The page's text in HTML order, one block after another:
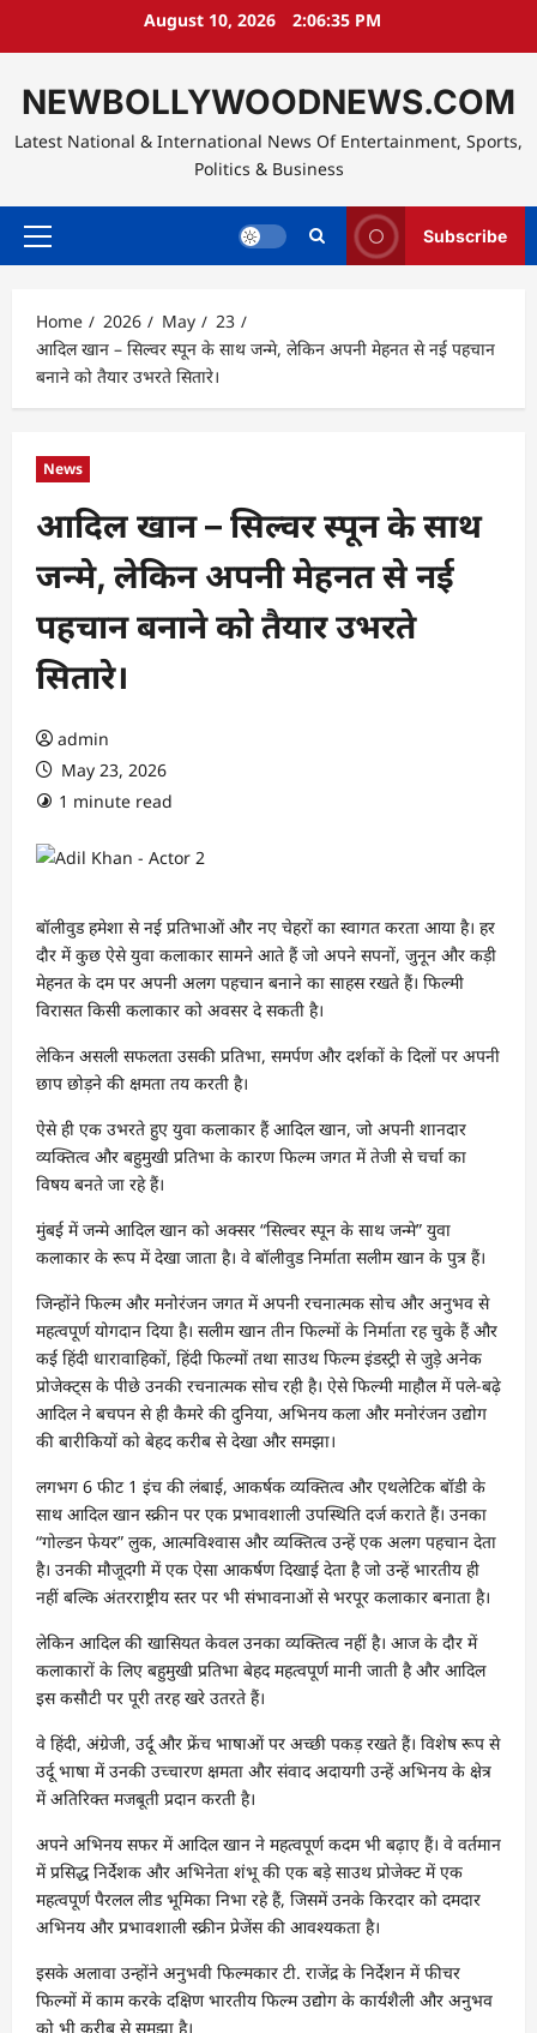
August 10, 2026 2:06:36 PM
NEWBOLLYWOODNEWS.COM
Latest National & International News Of Entertainment, Sports,
Politics & Business
Primary
Subscribe
Home 2026 May
23
आदिल खान – सिल्वर स्पून के साथ जन्मे, लेकिन अपनी मेहनत से नई पहचान
बनाने को तैयार उभरते सितारे।
News
आदिल खान – सिल्वर स्पून के साथ
जन्मे, लेकिन अपनी मेहनत से नई
पहचान बनाने को तैयार उभरते
सितारे।
admin
May 23, 2026
1 minute read
बॉलीवुड हमेशा से नई प्रतिभाओं और नए चेहरों का स्वागत करता आया है। हर
दौर में कुछ ऐसे युवा कलाकार सामने आते हैं जो अपने सपनों, जुनून और कड़ी
मेहनत के दम पर अपनी अलग पहचान बनाने का साहस रखते हैं। फिल्मी
विरासत किसी कलाकार को अवसर दे सकती है।
लेकिन असली सफलता उसकी प्रतिभा, समर्पण और दर्शकों के दिलों पर अपनी
छाप छोड़ने की क्षमता तय करती है।
ऐसे ही एक उभरते हुए युवा कलाकार हैं आदिल खान, जो अपनी शानदार
व्यक्तित्व और बहुमुखी प्रतिभा के कारण फिल्म जगत में तेजी से चर्चा का
विषय बनते जा रहे हैं।
मुंबई में जन्मे आदिल खान को अक्सर “सिल्वर स्पून के साथ जन्मे” युवा
कलाकार के रूप में देखा जाता है। वे बॉलीवुड निर्माता सलीम खान के पुत्र हैं।
जिन्होंने फिल्म और मनोरंजन जगत में अपनी रचनात्मक सोच और अनुभव से
महत्वपूर्ण योगदान दिया है। सलीम खान तीन फिल्मों के निर्माता रह चुके हैं और
कई हिंदी धारावाहिकों, हिंदी फिल्मों तथा साउथ फिल्म इंडस्ट्री से जुड़े अनेक
प्रोजेक्ट्स के पीछे उनकी रचनात्मक सोच रही है। ऐसे फिल्मी माहौल में पले-बढ़े
आदिल ने बचपन से ही कैमरे की दुनिया, अभिनय कला और मनोरंजन उद्योग
की बारीकियों को बेहद करीब से देखा और समझा।
लगभग 6 फीट 1 इंच की लंबाई, आकर्षक व्यक्तित्व और एथलेटिक बॉडी के
साथ आदिल खान स्क्रीन पर एक प्रभावशाली उपस्थिति दर्ज कराते हैं। उनका
“गोल्डन फेयर” लुक, आत्मविश्वास और व्यक्तित्व उन्हें एक अलग पहचान देता
है। उनकी मौजूदगी में एक ऐसा आकर्षण दिखाई देता है जो उन्हें भारतीय ही
नहीं बल्कि अंतरराष्ट्रीय स्तर पर भी संभावनाओं से भरपूर कलाकार बनाता है।
लेकिन आदिल की खासियत केवल उनका व्यक्तित्व नहीं है। आज के दौर में
कलाकारों के लिए बहुमुखी प्रतिभा बेहद महत्वपूर्ण मानी जाती है और आदिल
इस कसौटी पर पूरी तरह खरे उतरते हैं।
वे हिंदी, अंग्रेजी, उर्दू और फ्रेंच भाषाओं पर अच्छी पकड़ रखते हैं। विशेष रूप से
उर्दू भाषा में उनकी उच्चारण क्षमता और संवाद अदायगी उन्हें अभिनय के क्षेत्र
में अतिरिक्त मजबूती प्रदान करती है।
अपने अभिनय सफर में आदिल खान ने महत्वपूर्ण कदम भी बढ़ाए हैं। वे वर्तमान
में प्रसिद्ध निर्देशक और अभिनेता शंभू की एक बड़े साउथ प्रोजेक्ट में एक
महत्वपूर्ण पैरलल लीड भूमिका निभा रहे हैं, जिसमें उनके किरदार को दमदार
अभिनय और प्रभावशाली स्क्रीन प्रेजेंस की आवश्यकता है।
इसके अलावा उन्होंने अनुभवी फिल्मकार टी. राजेंद्र के निर्देशन में फीचर
फिल्मों में काम करके दक्षिण भारतीय फिल्म उद्योग के कार्यशैली और अनुभव
को भी करीब से समझा है।